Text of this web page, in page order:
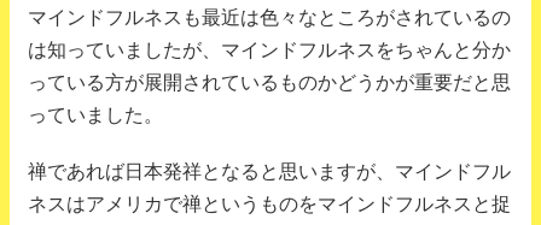
マインドフルネスも最近は色々なところがされているの
は知っていましたが、マインドフルネスをちゃんと分か
っている方が展開されているものかどうかが重要だと思
っていました。
禅であれば日本発祥となると思いますが、マインドフル
ネスはアメリカで禅というものをマインドフルネスと捉